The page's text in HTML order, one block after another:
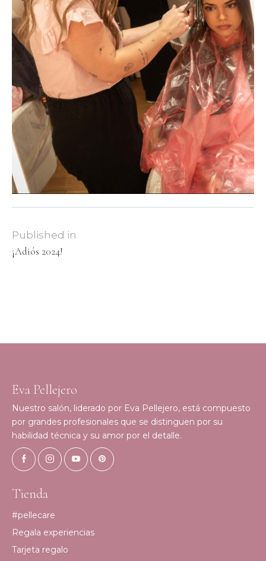
Published in
¡Adiós 2024!
Eva Pellejero
Nuestro salón, liderado por Eva Pellejero, está compuesto
por grandes profesionales que se distinguen por su
habilidad técnica y su amor por el detalle.
Tienda
#pellecare
Regala experiencias
Tarjeta regalo